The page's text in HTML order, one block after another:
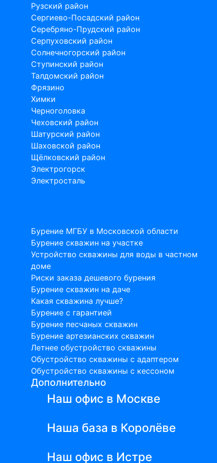
Рузский район
Сергиево-Посадский район
Серебряно-Прудский район
Серпуховский район
Солнечногорский район
Ступинский район
Талдомский район
Фрязино
Химки
Черноголовка
Чеховский район
Шатурский район
Шаховской район
Щёлковский район
Электрогорск
Электросталь
Бурение МГБУ в Московской области
Бурение скважин на участке
Устройство скважины для воды в частном
доме
Риски заказа дешевого бурения
Бурение скважин на даче
Какая скважина лучше?
Бурение с гарантией
Бурение песчаных скважин
Бурение артезианских скважин
Летнее обустройство скважины
Обустройство скважины с адаптером
Обустройство скважины с кессоном
Дополнительно
Наш офис в Москве
Наша база в Королёве
Наш офис в Истре